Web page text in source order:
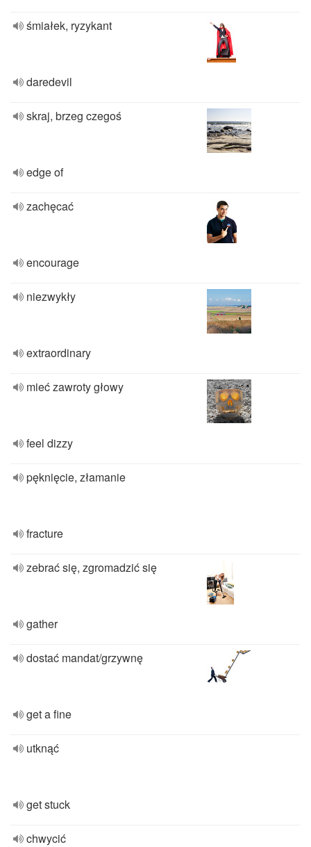
śmiałek, ryzykant
daredevil
skraj, brzeg czegoś
edge of
zachęcać
encourage
niezwykły
extraordinary
mieć zawroty głowy
feel dizzy
pęknięcie, złamanie
fracture
zebrać się, zgromadzić się
gather
dostać mandat/grzywnę
get a fine
utknąć
get stuck
chwycić